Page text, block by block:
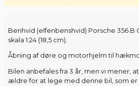
Benhvid (elfenbenshvid) Porsche 356 B
skala 1:24 (18,5 cm).
Åbning af døre og motorhjelm til
Bilen anbefales fra 3 år, men vi mener,
ældre for at lege med denne bil, som